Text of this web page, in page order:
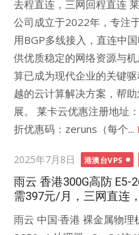
去程直连，三网回程直连
公司成立于2022年，专注
用BGP多线接入，直连中
供优质稳定的网络资源与
算已成为现代企业的关键
越的云计算解决方案，帮
展。 莱卡云优惠注册地址
折优惠码：zeruns（每个...
Posted
on
2025年7月8日 港澳台VPS
雨云 香港300G高防 E5-
需397元/月，三网直连
雨云 中国·香港 裸金属物